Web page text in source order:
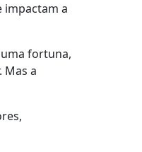
impactam a
fortuna,
a